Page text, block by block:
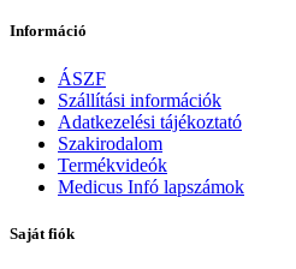
Információ
ÁSZF
Szállítási információk
Adatkezelési tájékoztató
Szakirodalom
Termékvideók
Medicus Infó lapszámok
Saját fiók